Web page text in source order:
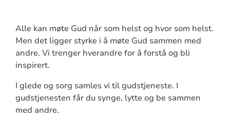
Alle kan møte Gud når som helst og hvor som helst.
Men det ligger styrke i å møte Gud sammen med
andre. Vi trenger hverandre for å forstå og bli
inspirert.
I glede og sorg samles vi til gudstjeneste. I
gudstjenesten får du synge, lytte og be sammen
med andre.